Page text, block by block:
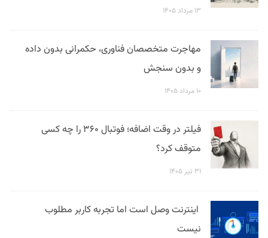
۱۳ مرداد ۱۴۰۵
مهاجرت متخصصان فناوری، حکمرانی بدون داده
و بدون سنجش
۱۰ مرداد ۱۴۰۵
فیلتر در وقت اضافه؛ فوتبال ۳۶۰ را چه کسی
متوقف کرد؟
۳۱ تیر ۱۴۰۵
اینترنت وصل است اما تجربه کاربر مطلوب
نیست